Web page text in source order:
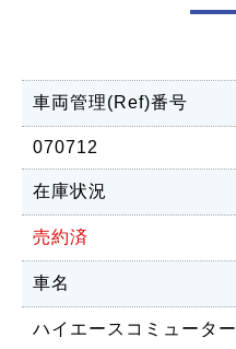
車両管理(Ref)番号
070712
在庫状況
売約済
車名
ハイエースコミューター